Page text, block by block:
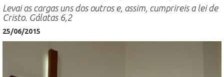
Levai as cargas uns dos outros e, assim, cumprireis a lei de
Cristo. Gálatas 6,2
25/06/2015